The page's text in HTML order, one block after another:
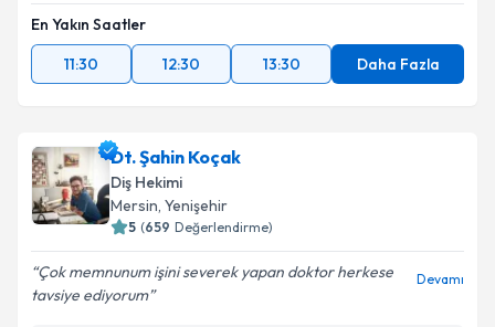
En Yakın Saatler
11:30
12:30 13:30 Daha Fazla
Dt. Şahin Koçak
Diş Hekimi
Mersin, Yenişehir
5 (659 Değerlendirme)
Çok memnunum işini severek yapan doktor herkese
tavsiye ediyorum
Devamı